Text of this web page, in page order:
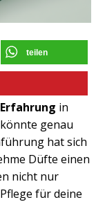
teilen
in
genau
hat sich
Düfte einen
nicht nur
für deine